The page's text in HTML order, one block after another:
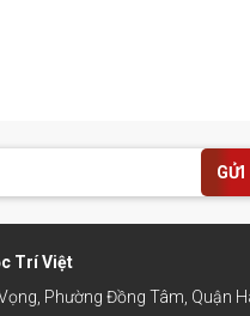
GỬI
Trí Việt
Phường Đồng Tâm, Quận